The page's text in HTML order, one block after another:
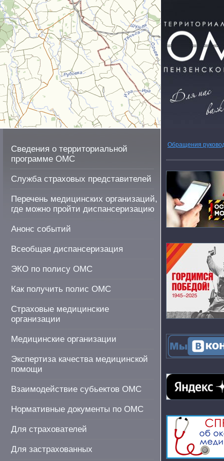
Сведения о территориальной
программе ОМС
Служба страховых представителей
Перечень медицинских организаций,
где можно пройти диспансеризацию
Анонс событий
Всеобщая диспансеризация
ЭКО по полису ОМС
Как получить полис ОМС
Страховые медицинские
организации
Медицинские организации
Экспертиза качества медицинской
помощи
Взаимодействие субьектов ОМС
Нормативные документы по ОМС
Для страхователей
Для застрахованных
Обращения